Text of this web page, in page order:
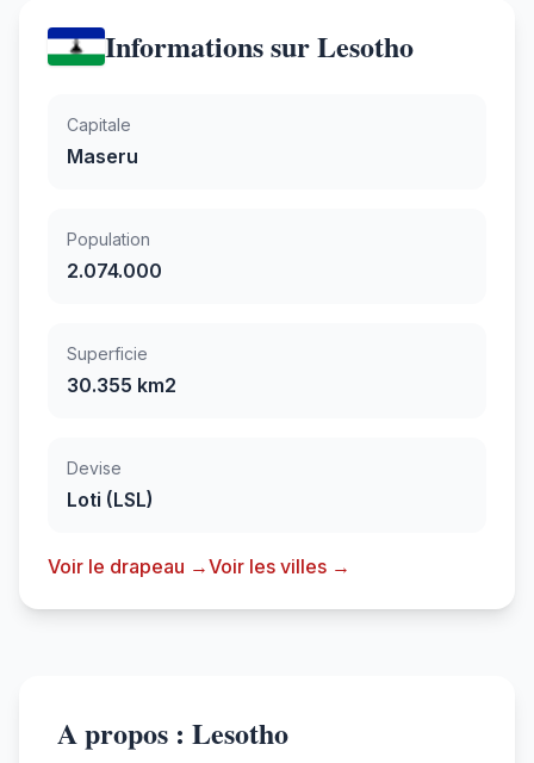
Informations sur Lesotho
Capitale
Maseru
Population
2.074.000
Superficie
30.355 km2
Devise
Loti (LSL)
Voir le drapeau →Voir les villes →
A propos : Lesotho